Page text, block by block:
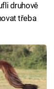
druhově
třeba